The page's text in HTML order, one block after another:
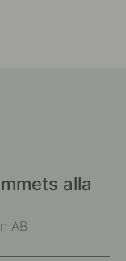
alla
AB